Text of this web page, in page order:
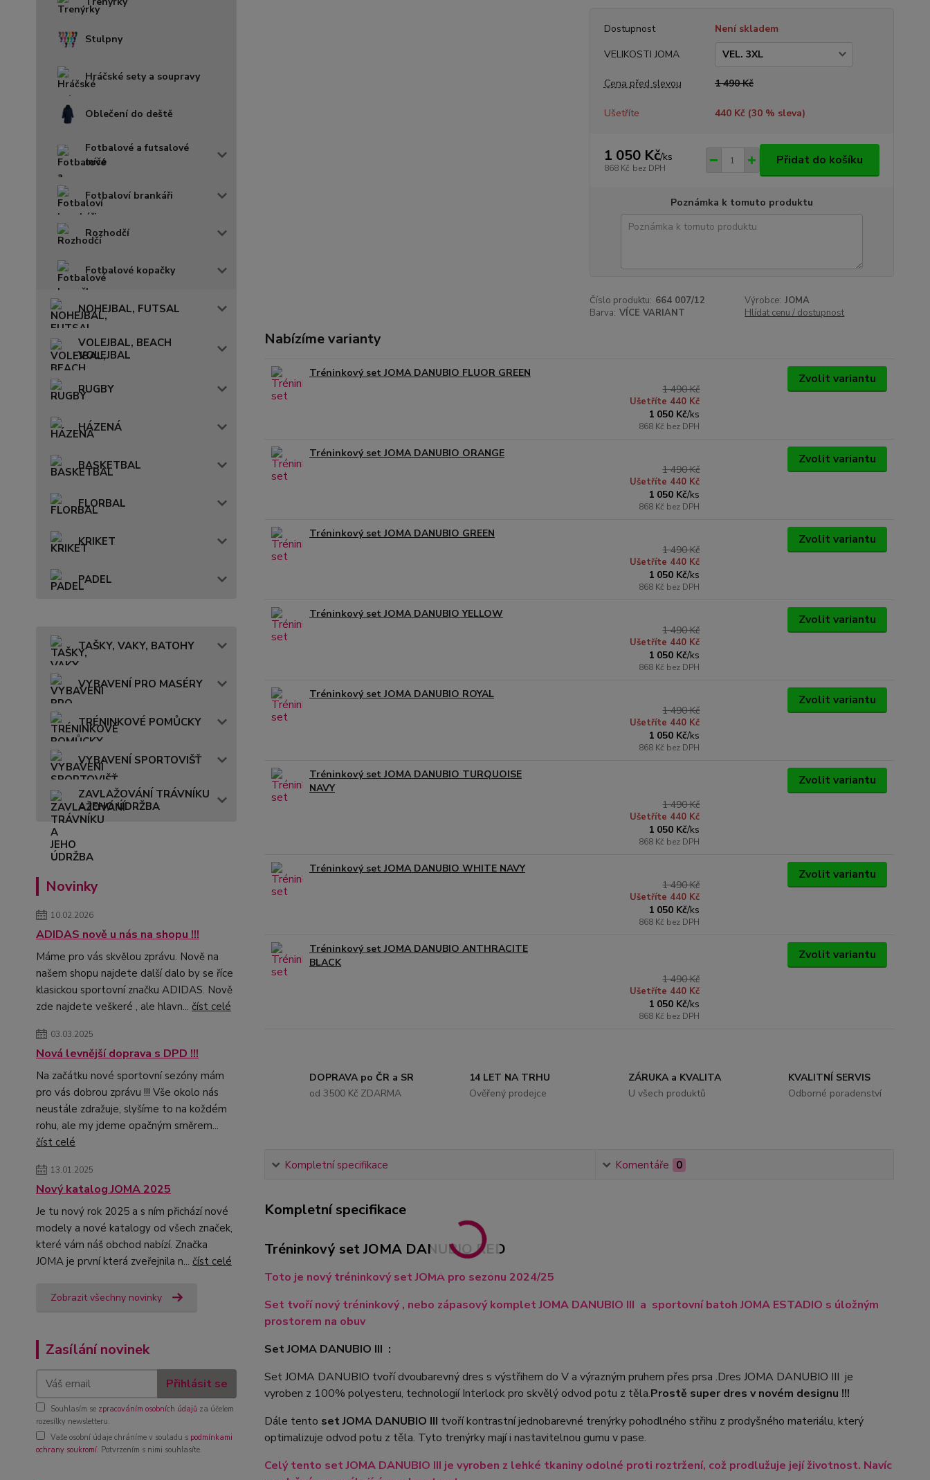
Stulpny
Hráčské sety a soupravy
Oblečení do deště
Fotbalové a futsalové
míče
Fotbaloví brankáři
Rozhodčí
Fotbalové kopačky
NOHEJBAL, FUTSAL
VOLEJBAL, BEACH
VOLEJBAL
RUGBY
HÁZENÁ
BASKETBAL
FLORBAL
KRIKET
PADEL
TAŠKY, VAKY, BATOHY
VYBAVENÍ PRO MASÉRY
TRÉNINKOVÉ POMŮCKY
VYBAVENÍ SPORTOVIŠŤ
ZAVLAŽOVÁNÍ TRÁVNÍKU
A JEHO ÚDRŽBA
Novinky
10.02.2026
ADIDAS nově u nás na shopu !!!
Máme pro vás skvělou zprávu. Nově na
našem shopu najdete další dalo by se říce
klasickou sportovní značku ADIDAS. Nově
zde najdete veškeré , ale hlavn... číst celé
03.03.2025
Nová levnější doprava s DPD !!!
Na začátku nové sportovní sezóny mám
pro vás dobrou zprávu !!! Vše okolo nás
neustále zdražuje, slyšíme to na koždém
rohu, ale my jdeme opačným směrem...
číst celé
13.01.2025
Nový katalog JOMA 2025
Je tu nový rok 2025 a s ním přichází nové
modely a nové katalogy od všech značek,
které vám náš obchod nabízí. Značka
JOMA je první která zveřejnila n... číst celé
Zobrazit všechny novinky
Zasílání novinek
Přihlásit se
Souhlasím se zpracováním osobních údajů za účelem
rozesílky newsletteru.
Vaše osobní údaje chráníme v souladu s podmínkami
ochrany soukromí. Potvrzením s nimi souhlasíte.
Dostupnost
Není skladem
VELIKOSTI JOMA
Cena před slevou 1 490 Kč
Ušetříte 440 Kč (30% sleva)
1 050 Kč/ks
868 Kč bez DPH
Přidat do košíku
Poznámka k tomuto produktu
Číslo produktu: 664 007/12 Výrobce: JOMA
Barva: VÍCE VARIANT Hlídat cenu / dostupnost
Nabízíme varianty
Tréninkový set JOMA DANUBIO FLUOR GREEN
1 490 Kč
Ušetříte 440 Kč
1 050 Kč/ks
868 Kč bez DPH
Zvolit variantu
Tréninkový set JOMA DANUBIO ORANGE
1 490 Kč
Ušetříte 440 Kč
1 050 Kč/ks
868 Kč bez DPH
Zvolit variantu
Tréninkový set JOMA DANUBIO GREEN
1 490 Kč
Ušetříte 440 Kč
1 050 Kč/ks
868 Kč bez DPH
Zvolit variantu
Tréninkový set JOMA DANUBIO YELLOW
1 490 Kč
Ušetříte 440 Kč
1 050 Kč/ks
868 Kč bez DPH
Zvolit variantu
Tréninkový set JOMA DANUBIO ROYAL
1 490 Kč
Ušetříte 440 Kč
1 050 Kč/ks
868 Kč bez DPH
Zvolit variantu
Tréninkový set JOMA DANUBIO TURQUOISE
NAVY
1 490 Kč
Ušetříte 440 Kč
1 050 Kč/ks
868 Kč bez DPH
Zvolit variantu
Tréninkový set JOMA DANUBIO WHITE NAVY
1 490 Kč
Ušetříte 440 Kč
1 050 Kč/ks
868 Kč bez DPH
Zvolit variantu
Tréninkový set JOMA DANUBIO ANTHRACITE
BLACK
1 490 Kč
Ušetříte 440 Kč
1 050 Kč/ks
868 Kč bez DPH
Zvolit variantu
DOPRAVA po ČR a SR
od 3500 Kč ZDARMA
14 LET NA TRHU
Ověřený prodejce
ZÁRUKA a KVALITA
U všech produktů
KVALITNÍ SERVIS
Odborné poradenství
Kompletní specifikace Komentáře 0
Kompletní specifikace
Tréninkový set JOMA DANUBIO RED
Toto je nový tréninkový set JOMA pro sezónu 2024/25
Set tvoří nový tréninkový , nebo zápasový komplet JOMA DANUBIO III a sportovní batoh JOMA ESTADIO s úložným
prostorem na obuv
Set JOMA DANUBIO III :
Set JOMA DANUBIO tvoří dvoubarevný dres s výstřihem do V a výrazným pruhem přes prsa .Dres JOMA DANUBIO III je
vyroben z 100% polyesteru, technologií Interlock pro skvělý odvod potu z těla.Prostě super dres v novém designu !!!
Dále tento set JOMA DANUBIO III tvoří kontrastní jednobarevné trenýrky pohodlného střihu z prodyšného materiálu, který
optimalizuje odvod potu z těla. Tyto trenýrky mají i nastavitelnou gumu v pase.
Celý tento set JOMA DANUBIO III je vyroben z lehké tkaniny odolné proti roztržení, což prodlužuje její životnost. Navíc